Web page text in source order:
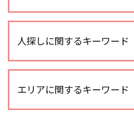
浮気調査
浮気 する 男 特徴
不倫調査 iphone
婚前調査 割合
身辺調査 個人情報
身辺調査 どこまでわかる
身辺調査 何を調べる
人探しに関するキーワード
人探し 自力
生き別れ 会いたい
探偵 人探し どうやって
エリアに関するキーワード